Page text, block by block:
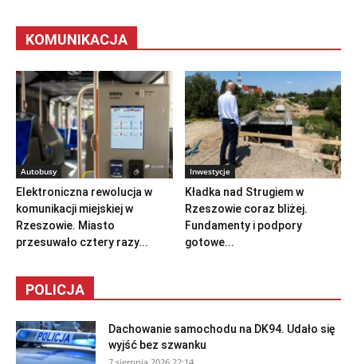
KOMUNIKACJA
Autobusy
Elektroniczna rewolucja w
komunikacji miejskiej w
Rzeszowie. Miasto
przesuwało cztery razy...
Inwestycje
Kładka nad Strugiem w
Rzeszowie coraz bliżej.
Fundamenty i podpory
gotowe...
POLICJA
Dachowanie samochodu na DK94. Udało się
wyjść bez szwanku